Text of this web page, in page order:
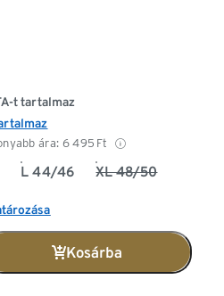
ára: 6 495 Ft
t tartalmaz
L 44/46 XL 48/50
Kosárba